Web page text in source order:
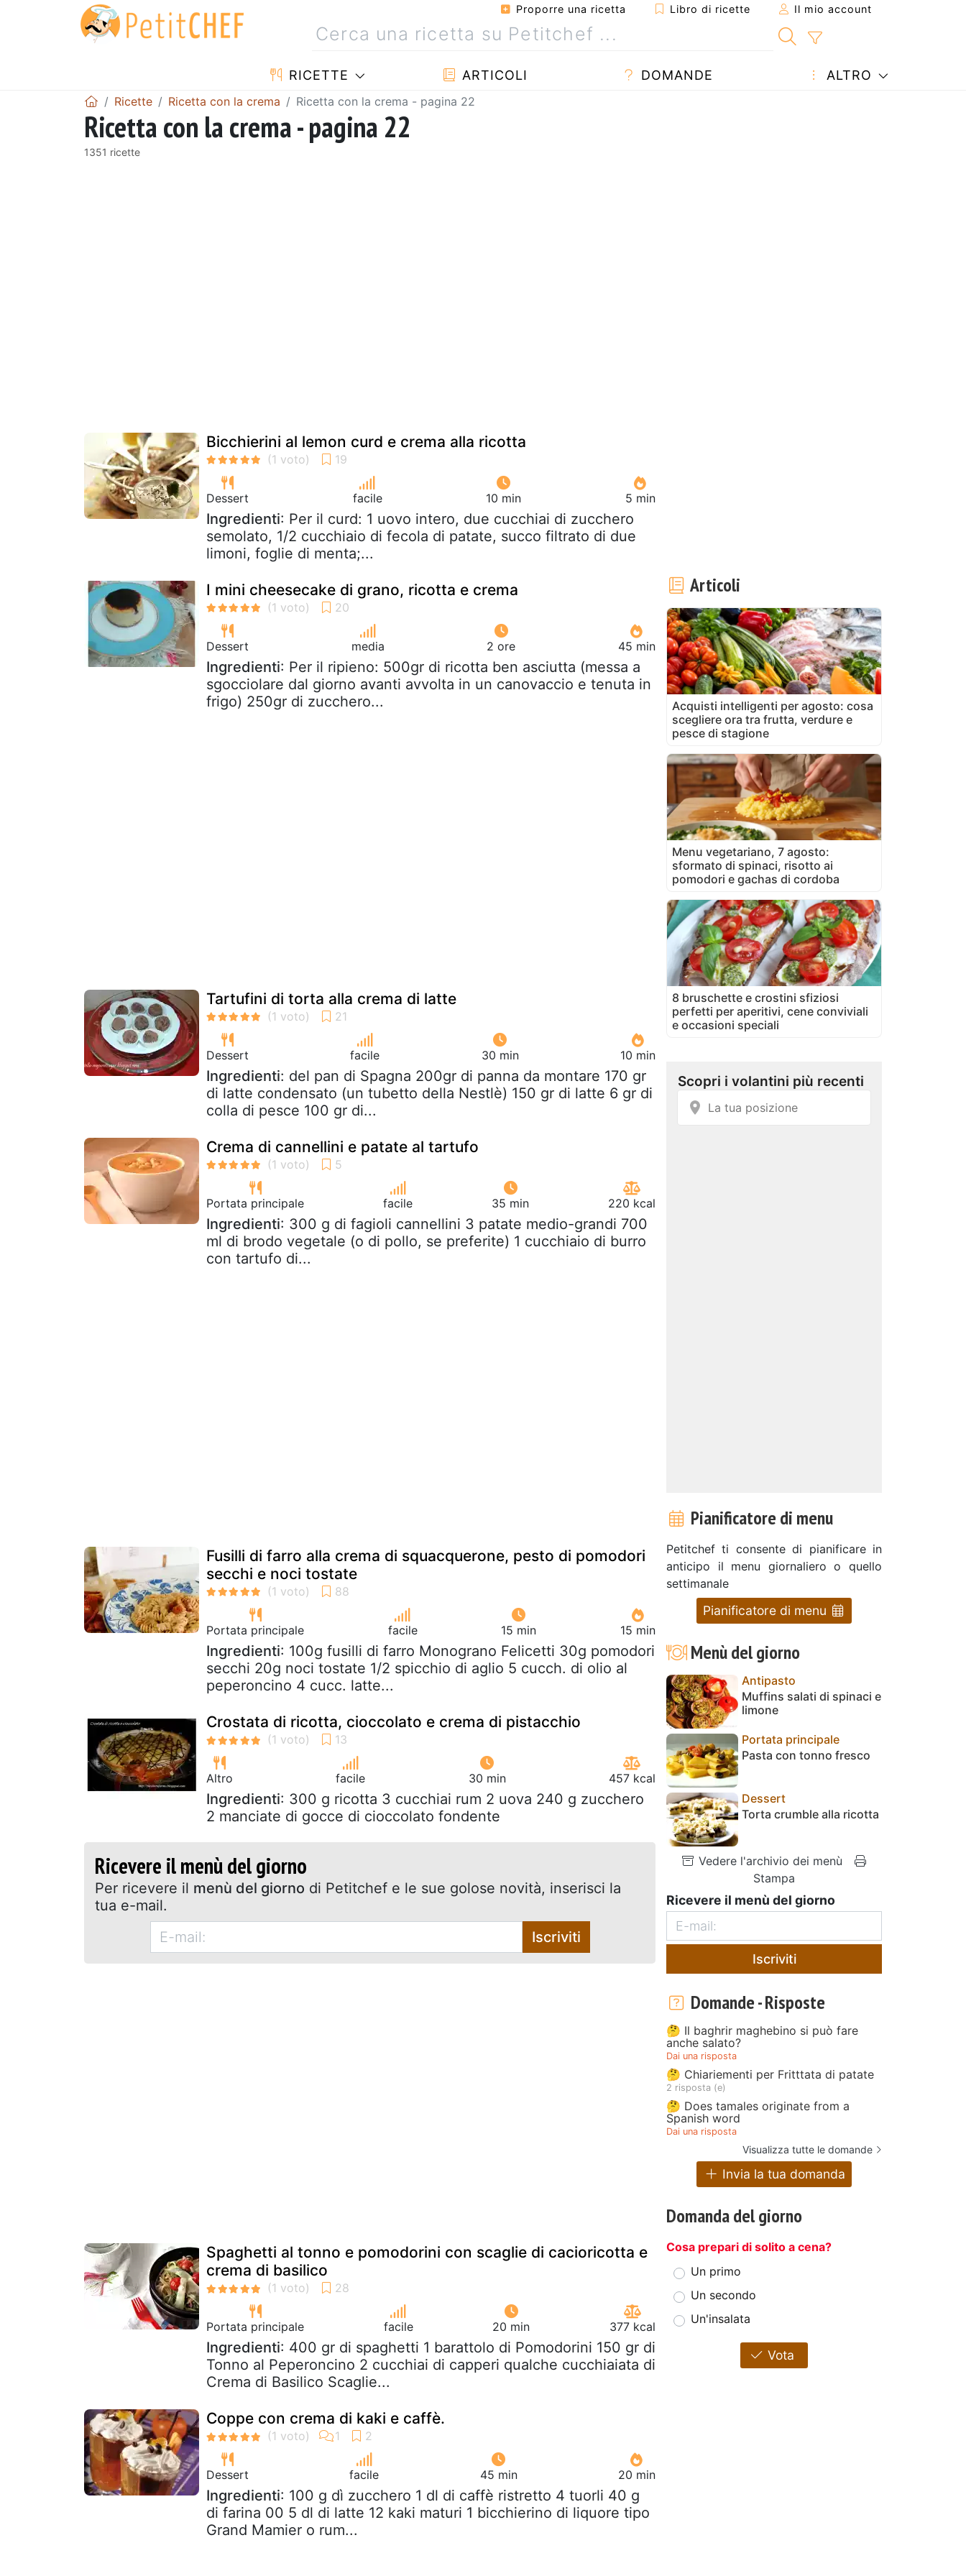
Proporre una ricetta Libro di ricette Il mio account
RICETTE ARTICOLI DOMANDE ALTRO
Ricette Ricetta con la crema Ricetta con la crema - pagina 22
Ricetta con la crema - pagina 22
1351 ricette
Bicchierini al lemon curd e crema alla ricotta
Dessert facile 10 min 5 min
Ingredienti: Per il curd: 1 uovo intero, due cucchiai di zucchero
semolato, 1/2 cucchiaio di fecola di patate, succo filtrato di due
limoni, foglie di menta;...
I mini cheesecake di grano, ricotta e crema
Dessert media 2 ore 45 min
Ingredienti: Per il ripieno: 500gr di ricotta ben asciutta (messa a
sgocciolare dal giorno avanti avvolta in un canovaccio e tenuta in
frigo) 250gr di zucchero...
Tartufini di torta alla crema di latte
Dessert facile 30 min 10 min
Ingredienti: del pan di Spagna 200gr di panna da montare 170 gr
di latte condensato (un tubetto della Nestlè) 150 gr di latte 6 gr di
colla di pesce 100 gr di...
Crema di cannellini e patate al tartufo
Portata principale facile 35 min 220 kcal
Ingredienti: 300 g di fagioli cannellini 3 patate medio-grandi 700
ml di brodo vegetale (o di pollo, se preferite) 1 cucchiaio di burro
con tartufo di...
Fusilli di farro alla crema di squacquerone, pesto di pomodori
secchi e noci tostate
Portata principale facile 15 min 15 min
Ingredienti: 100g fusilli di farro Monograno Felicetti 30g pomodori
secchi 20g noci tostate 1/2 spicchio di aglio 5 cucch. di olio al
peperoncino 4 cucc. latte...
Crostata di ricotta, cioccolato e crema di pistacchio
Altro facile 30 min 457 kcal
Ingredienti: 300 g ricotta 3 cucchiai rum 2 uova 240 g zucchero
2 manciate di gocce di cioccolato fondente
Ricevere il menù del giorno
Per ricevere il menù del giorno di Petitchef e le sue golose novità, inserisci la
tua e-mail.
Iscriviti
Spaghetti al tonno e pomodorini con scaglie di cacioricotta e
crema di basilico
Portata principale facile 20 min 377 kcal
Ingredienti: 400 gr di spaghetti 1 barattolo di Pomodorini 150 gr di
Tonno al Peperoncino 2 cucchiai di capperi qualche cucchiaiata di
Crema di Basilico Scaglie...
Coppe con crema di kaki e caffè.
Dessert facile 45 min 20 min
Ingredienti: 100 g dì zucchero 1 dl di caffè ristretto 4 tuorli 40 g
di farina 00 5 dl di latte 12 kaki maturi 1 bicchierino di liquore tipo
Grand Mamier o rum...
Articoli
Acquisti intelligenti per agosto: cosa
scegliere ora tra frutta, verdure e
pesce di stagione
Menu vegetariano, 7 agosto:
sformato di spinaci, risotto ai
pomodori e gachas di cordoba
8 bruschette e crostini sfiziosi
perfetti per aperitivi, cene conviviali
e occasioni speciali
Pianificatore di menu
Petitchef ti consente di pianificare in
anticipo il menu giornaliero o quello
settimanale
Pianificatore di menu
Menù del giorno
Antipasto
Muffins salati di spinaci e
limone
Portata principale
Pasta con tonno fresco
Dessert
Torta crumble alla ricotta
Vedere l'archivio dei menù
Stampa
Ricevere il menù del giorno
Iscriviti
Domande - Risposte
🤔 Il baghrir maghebino si può fare
anche salato?
Dai una risposta
🤔 Chiariementi per Fritttata di patate
2 risposta (e)
🤔 Does tamales originate from a
Spanish word
Dai una risposta
Visualizza tutte le domande
Invia la tua domanda
Domanda del giorno
Cosa prepari di solito a cena?
Un primo
Un secondo
Un'insalata
Vota